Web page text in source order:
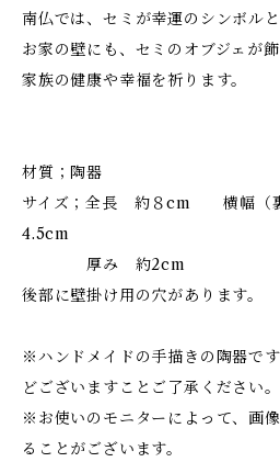
南仏では、セミが幸運のシンボル
お家の壁にも、セミのオブジェが
家族の健康や幸福を祈ります。
材質；陶器
サイズ；全長 約８cm 横幅（
4.5cm
厚み 約2cm
後部に壁掛け用の穴があります。
※ハンドメイドの手描きの陶器で
どございますことご了承ください。
※お使いのモニターによって、画
ることがございます。